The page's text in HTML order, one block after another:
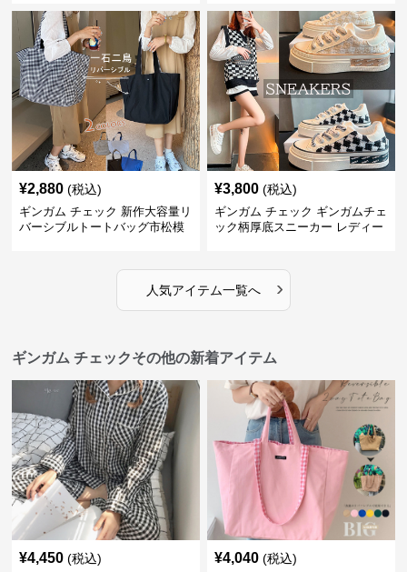
¥2,880 (税込)
ギンガム チェック 新作大容量リ
バーシブルトートバッグ市松模
¥3,800 (税込)
ギンガム チェック ギンガムチェ
ック柄厚底スニーカー レディー
人気アイテム一覧へ ›
ギンガム チェックその他の新着アイテム
¥4,450 (税込) ¥4,040 (税込)